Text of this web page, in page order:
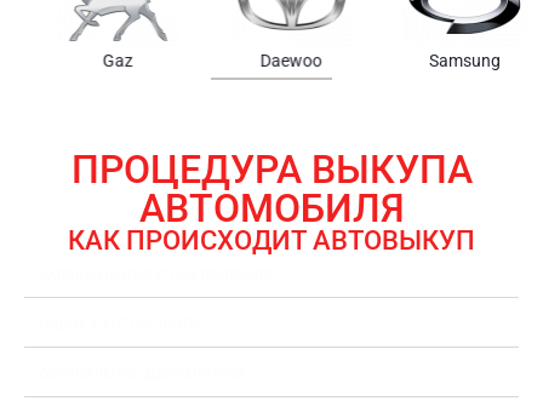
Samsung Chrysler Gmc
ПРОЦЕДУРА ВЫКУПА
АВТОМОБИЛЯ
КАК ПРОИСХОДИТ АВТОВЫКУП